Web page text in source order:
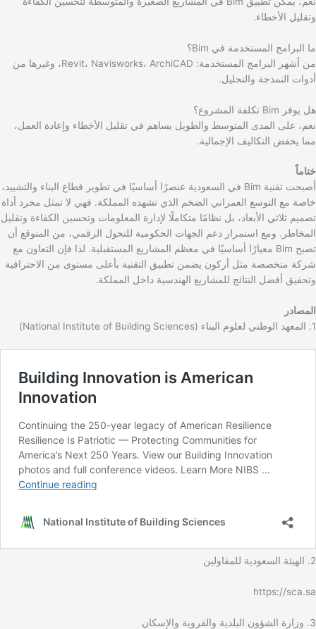
وتقليل الأخطاء.
ما البرامج المستخدمة في Bim؟
من أشهر البرامج المستخدمة: Revit، Navisworks، ArchiCAD، وغيرها من
أدوات النمذجة والتحليل.
هل يوفر Bim تكلفة المشروع؟
نعم، على المدى المتوسط والطويل يساهم في تقليل الأخطاء وإعادة العمل،
مما يخفض التكاليف الإجمالية.
ختاماً
أصبحت تقنية Bim في السعودية عنصرًا أساسيًا في تطوير قطاع البناء والتشييد،
خاصة مع التوسع العمراني الضخم الذي تشهده المملكة. فهي لا تمثل مجرد أداة
تصميم ثلاثي الأبعاد، بل نظامًا متكاملًا لإدارة المعلومات وتحسين الكفاءة وتقليل
المخاطر. ومع استمرار دعم الجهات الحكومية للتحول الرقمي، من المتوقع أن
تصبح Bim معيارًا أساسيًا في معظم المشاريع المستقبلية. لذا فإن التعاون مع
شركة متخصصة مثل أركون يضمن تطبيق التقنية بأعلى مستوى من الاحترافية
وتحقيق أفضل النتائج للمشاريع الهندسية داخل المملكة.
المصادر
1. المعهد الوطني لعلوم البناء (National Institute of Building Sciences)
2. الهيئة السعودية للمقاولين
https://sca.sa
3. وزارة الشؤون البلدية والقروية والإسكان